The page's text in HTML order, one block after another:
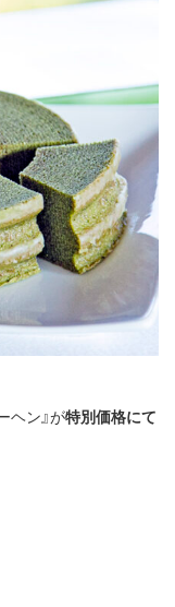
ヘン』が特別価格にて